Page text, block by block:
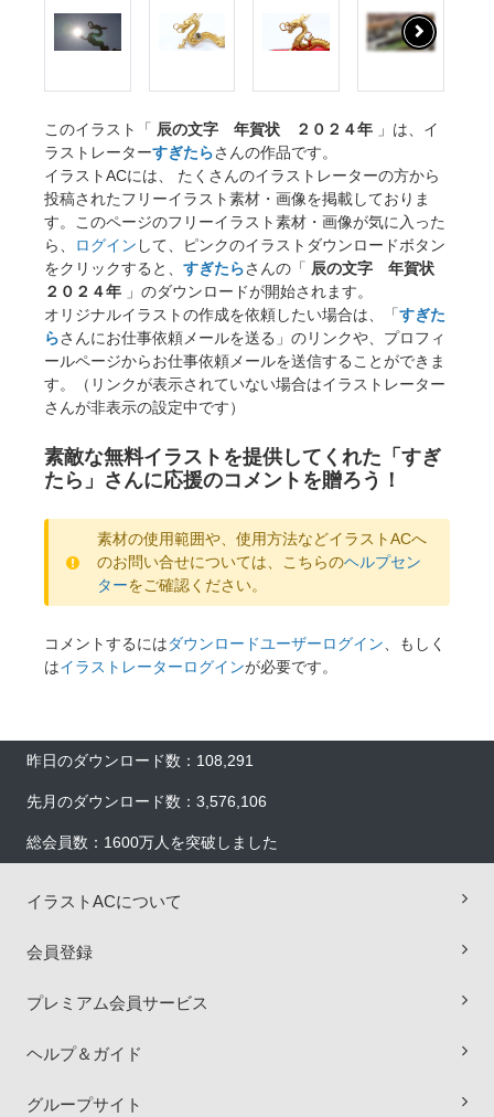
このイラスト「 辰の文字 年賀状 ２０２４年 」は、イ
ラストレーターすぎたらさんの作品です。
イラストACには、 たくさんのイラストレーターの方から
投稿されたフリーイラスト素材・画像を掲載しておりま
す。このページのフリーイラスト素材・画像が気に入った
ら、
ログイン して、ピンクのイラストダウンロードボタン
をクリックすると、 すぎたらさんの「 辰の文字 年賀状
２０２４年 」のダウンロードが開始されます。
オリジナルイラストの作成を依頼したい場合は、「すぎた
らさんにお仕事依頼メールを送る」のリンクや、プロフィ
ールページからお仕事依頼メールを送信することができま
す。（リンクが表示されていない場合はイラストレーター
さんが非表示の設定中です）
素敵な無料イラストを提供してくれた「すぎ
たら」さんに応援のコメントを贈ろう！
素材の使用範囲や、使用方法などイラストACへ
のお問い合せについては、こちらのヘルプセン
ターをご確認ください。
コメントするにはダウンロードユーザーログイン 、もしく
はイラストレーターログインが必要です。
昨日のダウンロード数：108,291
先月のダウンロード数：3,576,106
総会員数：1600万人を突破しました
イラストACについて
会員登録
プレミアム会員サービス
ヘルプ＆ガイド
グループサイト